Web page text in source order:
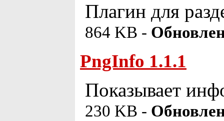
Плагин для
864 KB -
PngInfo 1.1.1
Показывает
230 KB -